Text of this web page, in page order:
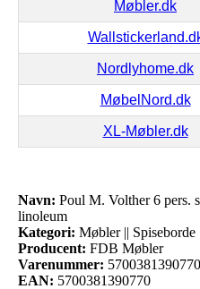
Møbler.dk
Nordlyhome.dk
MøbelNord.dk
XL-Møbler.dk
Navn: Poul M. Volther 6 pers.
linoleum
Kategori: Møbler || Spiseborde
Producent: FDB Møbler
Varenummer: 5700381390770
EAN: 5700381390770